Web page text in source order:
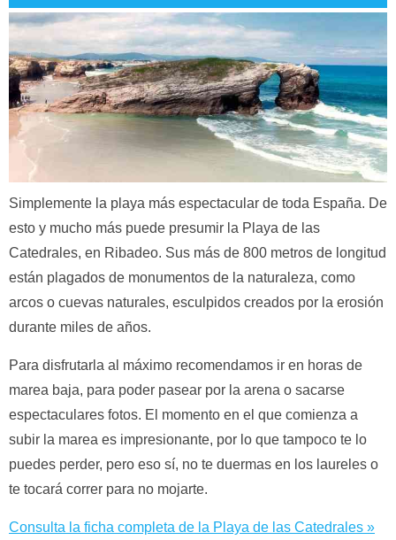
Simplemente la playa más espectacular de toda España. De
esto y mucho más puede presumir la Playa de las
Catedrales, en Ribadeo. Sus más de 800 metros de longitud
están plagados de monumentos de la naturaleza, como
arcos o cuevas naturales, esculpidos creados por la erosión
durante miles de años.
Para disfrutarla al máximo recomendamos ir en horas de
marea baja, para poder pasear por la arena o sacarse
espectaculares fotos. El momento en el que comienza a
subir la marea es impresionante, por lo que tampoco te lo
puedes perder, pero eso sí, no te duermas en los laureles o
te tocará correr para no mojarte.
Consulta la ficha completa de la Playa de las Catedrales »